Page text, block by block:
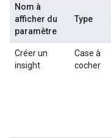
Nom à
afficher du
paramètre
Type
Créer un
insight
Case à
cocher